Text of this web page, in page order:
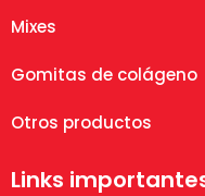
Mixes
Gomitas de colágeno
Otros productos
Links